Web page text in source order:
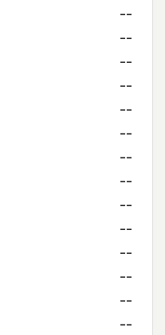
--
--
--
--
--
--
--
--
--
--
--
--
--
--